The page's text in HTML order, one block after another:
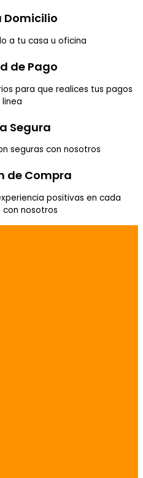
Domicilio
a tu casa u oficina
de Pago
para que realices tus pagos
linea
Segura
seguras con nosotros
de Compra
positivas en cada
nosotros